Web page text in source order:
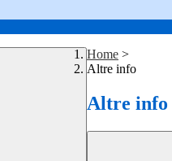
Home >
Altre info
Altre info